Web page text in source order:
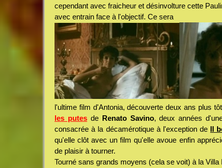
cependant avec fraicheur et désinvolture cette
avec entrain face à l'objectif. Ce sera
l'ultime film d'Antonia, découverte deux ans plus
les putesde Renato Savino, deux années
consacrée à la décamérotique à l'exception de Il
qu'elle clôt avec un film qu'elle avoue enfin
de plaisir à tourner.
Tourné sans grands moyens (cela se voit) à la